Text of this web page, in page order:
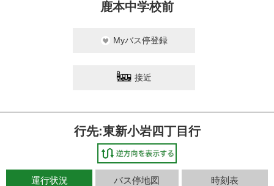
鹿本中学校前
Myバス停登録
接近
行先:東新小岩四丁目行
運行状況 バス停地図 時刻表